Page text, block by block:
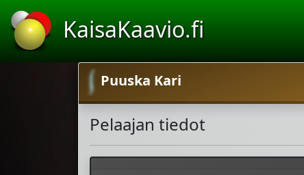
KaisaKaavio.fi
Puuska Kari
Pelaajan tiedot